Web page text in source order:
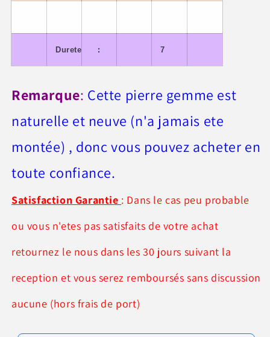
Durete : 7
Remarque: Cette pierre gemme est
naturelle et neuve (n'a jamais ete
montée) , donc vous pouvez acheter en
toute confiance.
Satisfaction Garantie : Dans le cas peu probable
ou vous n'etes pas satisfaits de votre achat
retournez le nous dans les 30 jours suivant la
reception et vous serez remboursés sans discussion
aucune (hors frais de port)